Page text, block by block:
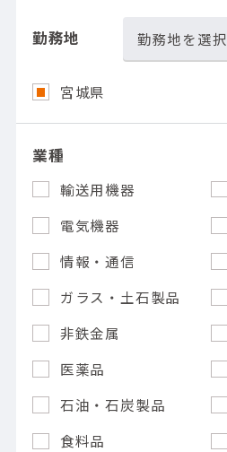
勤務地 勤務地を選択
宮城県
業種
輸送用機器
電気機器
情報・通信
ガラス・土石製品
非鉄金属
医薬品
石油・石炭製品
食料品